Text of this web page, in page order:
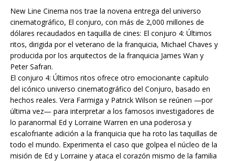
New Line Cinema nos trae la novena entrega del universo
cinematográfico, El conjuro, con más de 2,000 millones de
dólares recaudados en taquilla de cines: El conjuro 4: Últimos
ritos, dirigida por el veterano de la franquicia, Michael Chaves y
producida por los arquitectos de la franquicia James Wan y
Peter Safran.
El conjuro 4: Últimos ritos ofrece otro emocionante capítulo
del icónico universo cinematográfico del Conjuro, basado en
hechos reales. Vera Farmiga y Patrick Wilson se reúnen —por
última vez— para interpretar a los famosos investigadores de
lo paranormal Ed y Lorraine Warren en una poderosa y
escalofriante adición a la franquicia que ha roto las taquillas de
todo el mundo. Experimenta el caso que golpea el núcleo de la
misión de Ed y Lorraine y ataca el corazón mismo de la familia